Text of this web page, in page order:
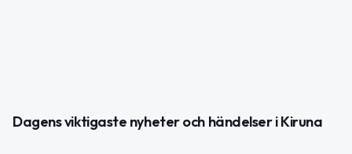
Dagens viktigaste nyheter och händelser i Kiruna